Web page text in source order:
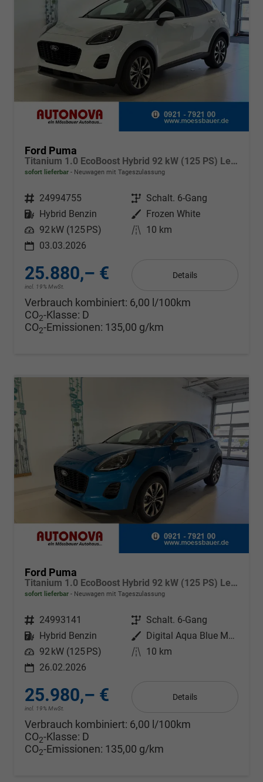
Ford Puma
Titanium 1.0 EcoBoost Hybrid 92 kW (125 PS) Lenkradheizung, Sitzheizung, DAB, Navigationssystem, Radio, Apple CarPlay, Android Auto, Einparkhilfe hinten, Rückfahrkamera, Verkehrsschild-Erkennungssystem, 17"-LM-Felgen, uvm.
sofort lieferbar Neuwagen mit Tageszulassung
Fahrzeugnr. 24994755 Getriebe Schalt. 6-Gang
Kraftstoff
Hybrid Benzin Außenfarbe
Frozen White
Leistung 92 kW (125 PS) Kilometerstand 10 km
03.03.2026
25.880,– €
incl. 19% MwSt.
Details
Verbrauch kombiniert: 6,00 l/100km
CO2-Klasse: D
CO2-Emissionen: 135,00 g/km
Ford Puma
Titanium 1.0 EcoBoost Hybrid 92 kW (125 PS) Lenkradheizung, Sitzheizung, DAB, Navigationssystem, Radio, Apple CarPlay, Android Auto, Einparkhilfe hinten, Rückfahrkamera, Verkehrsschild-Erkennungssystem, 17"-LM-Felgen, uvm.
sofort lieferbar Neuwagen mit Tageszulassung
Fahrzeugnr. 24993141 Getriebe Schalt. 6-Gang
Kraftstoff
Hybrid Benzin Außenfarbe
Digital Aqua Blue Metallic
Leistung 92 kW (125 PS) Kilometerstand 10 km
26.02.2026
25.980,– €
incl. 19% MwSt.
Details
Verbrauch kombiniert: 6,00 l/100km
CO2-Klasse: D
CO2-Emissionen: 135,00 g/km